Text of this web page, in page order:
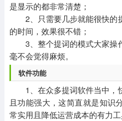
是显示的都非常清楚；
2、只需要几步就能很快的
的时间，效果很不错；
3、整个提词的模式大家操
毫不会觉得麻烦。
软件功能
1、在众多提词软件当中
且功能强大，这简直就是知识
常实用且降低运营成本的有力工